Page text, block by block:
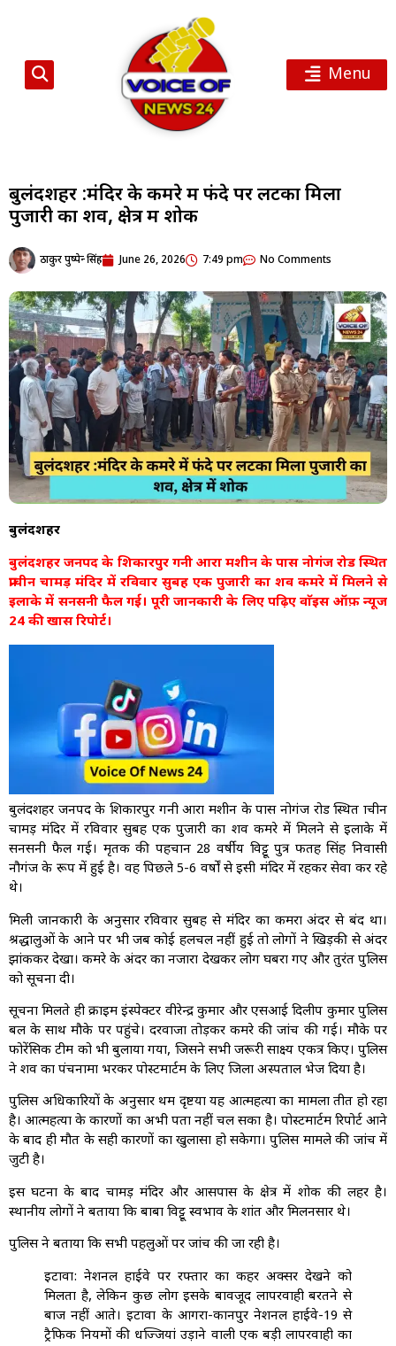
Menu
बुलंदशहर :मंदिर के कमरे में फंदे पर लटका मिला
पुजारी का शव, क्षेत्र में शोक
ठाकुर पुष्पेन्द्र सिंह June 26, 2026 7:49 pm No Comments
बुलंदशहर
बुलंदशहर जनपद के शिकारपुर गनी आरा मशीन के पास नोगंज रोड स्थित
प्राचीन चामड़ मंदिर में रविवार सुबह एक पुजारी का शव कमरे में मिलने से
इलाके में सनसनी फैल गई। पूरी जानकारी के लिए पढ़िए वाॅइस ऑफ़ न्यूज
24 की खास रिपोर्ट।
बुलंदशहर जनपद के शिकारपुर गनी आरा मशीन के पास नोगंज रोड स्थित प्राचीन
चामड़ मंदिर में रविवार सुबह एक पुजारी का शव कमरे में मिलने से इलाके में
सनसनी फैल गई। मृतक की पहचान 28 वर्षीय विट्टू पुत्र फतह सिंह निवासी
नौगंज के रूप में हुई है। वह पिछले 5-6 वर्षों से इसी मंदिर में रहकर सेवा कर रहे
थे।
मिली जानकारी के अनुसार रविवार सुबह से मंदिर का कमरा अंदर से बंद था।
श्रद्धालुओं के आने पर भी जब कोई हलचल नहीं हुई तो लोगों ने खिड़की से अंदर
झांककर देखा। कमरे के अंदर का नजारा देखकर लोग घबरा गए और तुरंत पुलिस
को सूचना दी।
सूचना मिलते ही क्राइम इंस्पेक्टर वीरेन्द्र कुमार और एसआई दिलीप कुमार पुलिस
बल के साथ मौके पर पहुंचे। दरवाजा तोड़कर कमरे की जांच की गई। मौके पर
फोरेंसिक टीम को भी बुलाया गया, जिसने सभी जरूरी साक्ष्य एकत्र किए। पुलिस
ने शव का पंचनामा भरकर पोस्टमार्टम के लिए जिला अस्पताल भेज दिया है।
पुलिस अधिकारियों के अनुसार प्रथम दृष्टया यह आत्महत्या का मामला प्रतीत हो रहा
है। आत्महत्या के कारणों का अभी पता नहीं चल सका है। पोस्टमार्टम रिपोर्ट आने
के बाद ही मौत के सही कारणों का खुलासा हो सकेगा। पुलिस मामले की जांच में
जुटी है।
इस घटना के बाद चामड़ मंदिर और आसपास के क्षेत्र में शोक की लहर है।
स्थानीय लोगों ने बताया कि बाबा विट्टू स्वभाव के शांत और मिलनसार थे।
पुलिस ने बताया कि सभी पहलुओं पर जांच की जा रही है।
इटावा: नेशनल हाईवे पर रफ्तार का कहर अक्सर देखने को
मिलता है, लेकिन कुछ लोग इसके बावजूद लापरवाही बरतने से
बाज नहीं आते। इटावा के आगरा-कानपुर नेशनल हाईवे-19 से
ट्रैफिक नियमों की धज्जियां उड़ाने वाली एक बड़ी लापरवाही का